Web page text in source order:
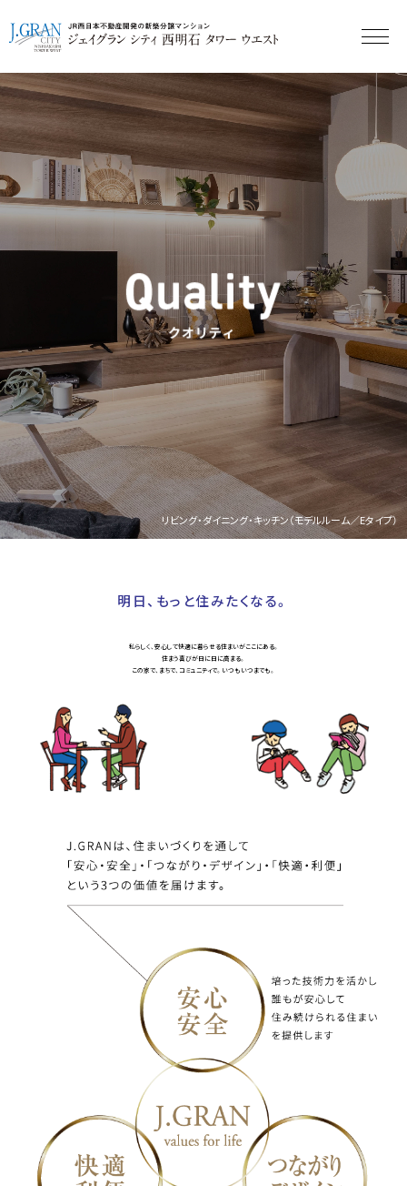
《公式》ジェイグラン｜JR西日
リビング・ダイニング・キッチン（モデルルーム／Eタイプ）
明日、もっと住みたくなる。
私らしく、安心して快適に暮らせる住まいがここにある。
住まう喜びが日に日に高まる。
この家で、まちで、コミュニティで。いつもいつまでも。